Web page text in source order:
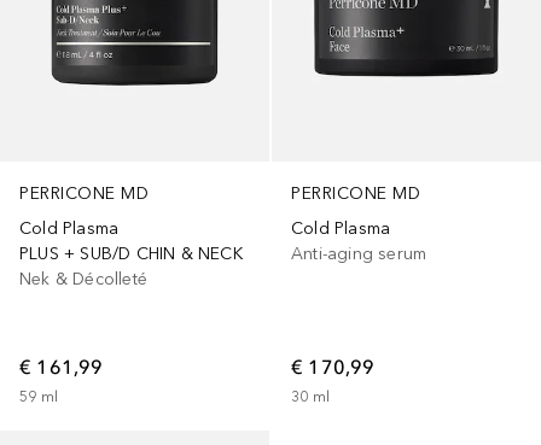
PERRICONE MD
Cold Plasma
PLUS + SUB/D CHIN & NECK
Nek & Décolleté
€ 161,99
59 ml
PERRICONE MD
Cold Plasma
Anti-aging serum
€ 170,99
30 ml